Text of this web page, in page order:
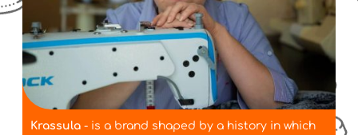
Krassula - is a brand shaped by a history in which